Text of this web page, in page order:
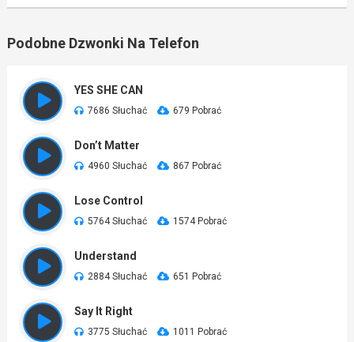
Podobne Dzwonki Na Telefon
YES SHE CAN
7686 Słuchać 679 Pobrać
Don’t Matter
4960 Słuchać 867 Pobrać
Lose Control
5764 Słuchać 1574 Pobrać
Understand
2884 Słuchać 651 Pobrać
Say It Right
3775 Słuchać 1011 Pobrać